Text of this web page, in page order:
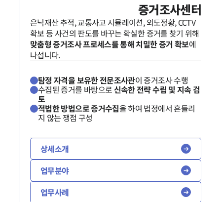
증거조사센터
은닉재산 추적, 교통사고 시뮬레이션, 외도정황, CCTV
확보 등 사건의 판도를 바꾸는 확실한 증거를 찾기 위해
맞춤형 증거조사 프로세스를 통해 치밀한 증거 확보에
나섭니다.
탐정 자격을 보유한 전문조사관이 증거조사 수행
수집된 증거를 바탕으로신속한 전략 수립 및 지속 검
토
적법한 방법으로 증거수집을 하여 법정에서 흔들리
지 않는 쟁점 구성
상세소개
업무분야
업무사례